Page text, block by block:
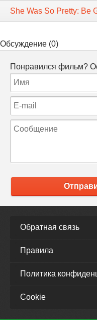
She Was So Pretty: Be
Обсуждение (0)
Понравился фильм?
Обратная связь
Правила
Политика
Cookie